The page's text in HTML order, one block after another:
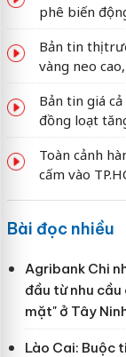
phê biến
Bản tin thị
vàng neo
Bản tin giá
đồng loạt
Toàn cảnh
cấm vào
Bài đọc nhiều
Agribank Chi
đầu từ nhu
mặt" ở Tây
Lào Cai: Buộc